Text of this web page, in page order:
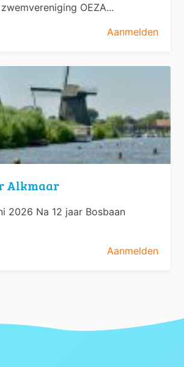
OEZA...
Aanmelden
Alkmaar
2026 Na 12 jaar Bosbaan
Aanmelden